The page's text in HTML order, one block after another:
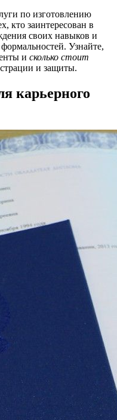
по изготовлению
кто заинтересован в
своих навыков и
Узнайте,
и сколько стоит
и защиты.
карьерного